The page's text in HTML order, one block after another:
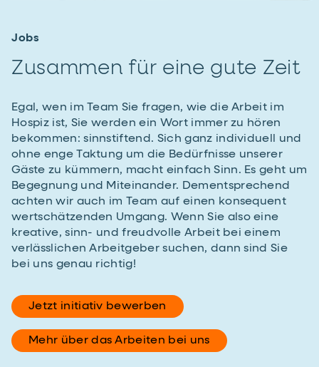
Jobs
Zusammen für eine gute Zeit
Egal, wen im Team Sie fragen, wie die Arbeit im
Hospiz ist, Sie werden ein Wort immer zu hören
bekommen: sinnstiftend. Sich ganz individuell und
ohne enge Taktung um die Bedürfnisse unserer
Gäste zu kümmern, macht einfach Sinn. Es geht um
Begegnung und Miteinander. Dementsprechend
achten wir auch im Team auf einen konsequent
wertschätzenden Umgang. Wenn Sie also eine
kreative, sinn- und freudvolle Arbeit bei einem
verlässlichen Arbeitgeber suchen, dann sind Sie
bei uns genau richtig!
Jetzt initiativ bewerben
Mehr über das Arbeiten bei uns